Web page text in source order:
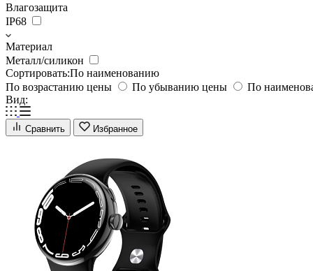
Влагозащита
IP68
Материал
Металл/силикон
Сортировать:По наименованию
По возрастанию цены
По убыванию цены
По
Вид:
Сравнить Избранное